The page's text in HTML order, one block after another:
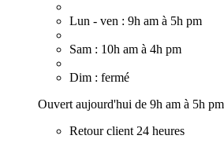
Lun - ven : 9h am à 5h pm
Sam : 10h am à 4h pm
Dim : fermé
Ouvert aujourd'hui de 9h am à 5h pm
Retour client 24 heures